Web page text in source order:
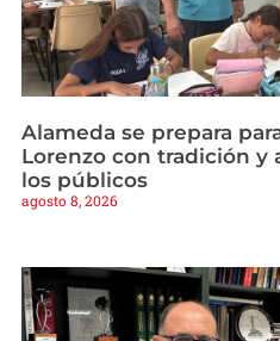
Alameda se prepara
Lorenzo con tradición y
los públicos
agosto 8, 2026